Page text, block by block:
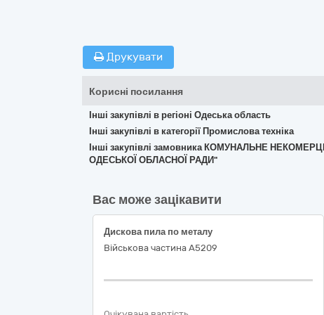
Друкувати
Корисні посилання
Інші закупівлі в регіоні Одеська область
Інші закупівлі в категорії Промислова техніка
Інші закупівлі замовника КОМУНАЛЬНЕ
ОДЕСЬКОЇ ОБЛАСНОЇ РАДИ"
Вас може зацікавити
Дискова пила по металу
Військова частина А5209